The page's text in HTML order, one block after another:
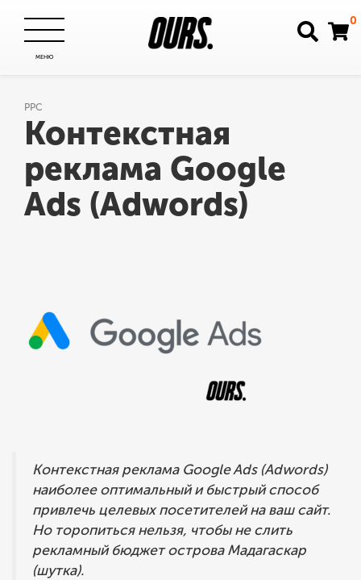
МЕНЮ
О НАС
УСЛУГИ
ВАКАНСИИ
UK RU EN PL
+38 094 711 25 53
0
PPC
Контекстная
реклама Google
Ads (Adwords)
Контекстная реклама Google Ads (Adwords)
наиболее оптимальный и быстрый способ
привлечь целевых посетителей на ваш сайт.
Но торопиться нельзя, чтобы не слить
рекламный бюджет острова Мадагаскар
(шутка).